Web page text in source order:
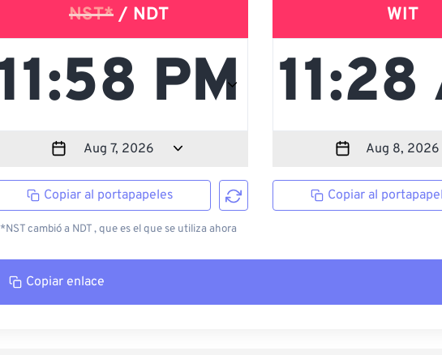
NST*/ NDT
Copiar al portapapeles
*NST cambió a NDT , que es el que se utiliza ahora
WIT
Copiar al
Copiar enlace